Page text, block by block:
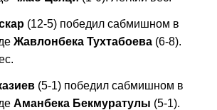
(12-5) победил сабмишном в
Жавлонбека Тухтабоева (6-8).
(5-1) победил сабмишном в
Аманбека Бекмуратулы (5-1).